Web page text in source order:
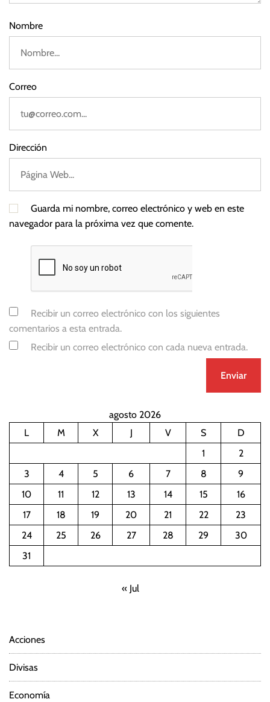
e
ñ
o
a
s
d
e
t
e
Nombre
Correo
Dirección
Guarda mi nombre, correo electrónico y web en este
navegador para la próxima vez que comente.
Recibir un correo electrónico con los siguientes
comentarios a esta entrada.
Recibir un correo electrónico con cada nueva entrada.
agosto 2026
L
M X J V S
D
1
2
3
4 5 6 7 8
9
10
11 12 13 14 15
16
17
18 19 20 21 22
23
24
25 26 27 28 29
30
31
« Jul
Acciones
Divisas
Economía